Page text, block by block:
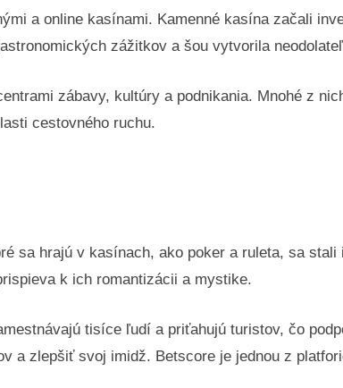
a online kasínami. Kamenné kasína začali
zážitkov a šou vytvorila
zábavy, kultúry a podnikania. Mnohé z
cestovného ruchu.
sa hrajú v kasínach, ako poker a ruleta, sa
k ich romantizácii a mystike.
tisíce ľudí a priťahujú turistov, čo
a zlepšiť svoj imidž. Betscore je jednou z